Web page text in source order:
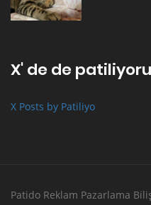
X' de de
X Posts by Patiliyo
Patido Reklam Pazarlama